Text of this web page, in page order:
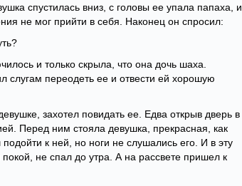
спустилась вниз, с головы ее упала папаха, и
не мог прийти в себя. Наконец он спросил:
и только скрыла, что она дочь шаха.
переодеть ее и отвести ей хорошую
захотел повидать ее. Едва открыв дверь в
Перед ним стояла девушка, прекрасная, как
к ней, но ноги не слушались его. И в эту
не спал до утра. А на рассвете пришел к